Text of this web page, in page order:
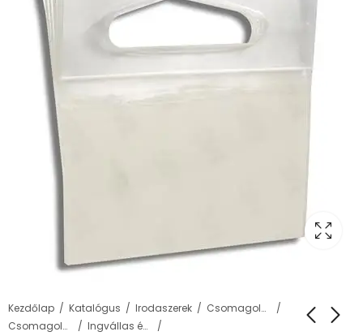
Kezdőlap Katalógus Irodaszerek
Csomagolás, tárolás
Csomagoló tasakok, táskák
Ingvállas és füles tasakok, kiegészítők